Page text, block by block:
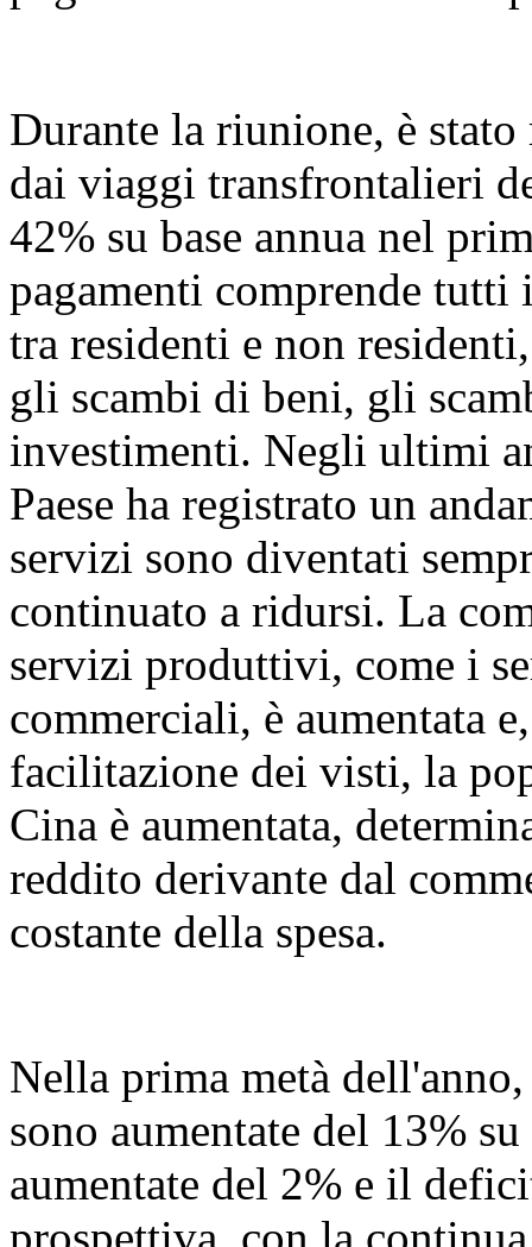
Durante la riunione, è
dai viaggi transfrontalieri
42% su base annua nel
pagamenti comprende
tra residenti e non
gli scambi di beni, gli
investimenti. Negli ultimi
Paese ha registrato un
servizi sono diventati
continuato a ridursi. La
servizi produttivi, come i
commerciali, è aumentata
facilitazione dei visti, la
Cina è aumentata,
reddito derivante dal
costante della spesa.
Nella prima metà
sono aumentate del 13%
aumentate del 2% e il
prospettiva, con la